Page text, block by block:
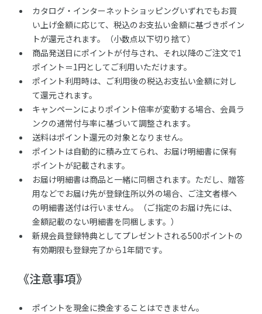
カタログ・インターネットショッピングいずれでもお買
い上げ金額に応じて、税込のお支払い金額に基づきポイン
トが還元されます。（小数点以下切り捨て）
商品発送日にポイントが付与され、それ以降のご注文で1
ポイント＝1円としてご利用いただけます。
ポイント利用時は、ご利用後の税込お支払い金額に対し
て還元されます。
キャンペーンによりポイント倍率が変動する場合、会員ラ
ンクの通常付与率に基づいて調整されます。
送料はポイント還元の対象となりません。
ポイントは自動的に積み立てられ、お届け明細書に保有
ポイントが記載されます。
お届け明細書は商品と一緒に同梱されます。ただし、贈答
用などでお届け先が登録住所以外の場合、ご注文者様へ
の明細書送付は行いません。（ご指定のお届け先には、
金額記載のない明細書を同梱します。）
新規会員登録特典としてプレゼントされる500ポイントの
有効期限も登録完了から1年間です。
《注意事項》
ポイントを現金に換金することはできません。